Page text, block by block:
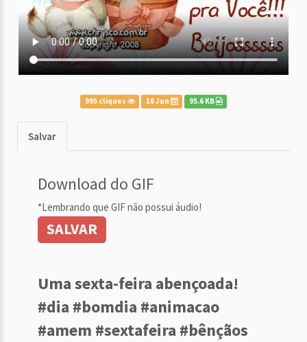
995 cliques 16 Jun 95.6 KB
Salvar
Download do GIF
*Lembrando que GIF não possui áudio!
SALVAR
Uma sexta-feira abençoada!
#dia #bomdia #animacao
#amem #sextafeira #bênçãos